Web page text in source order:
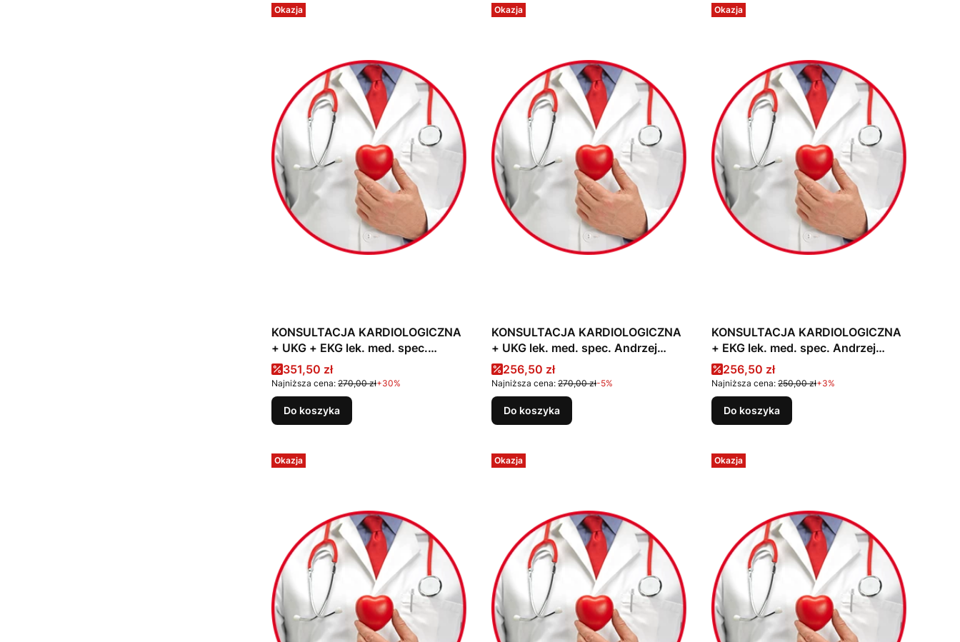
Okazja
KONSULTACJA KARDIOLOGICZNA
+ UKG + EKG lek. med. spec.
Andrzej Zubelewicz
Cena promocyjna
351,50 zł
Najniższa cena: 270,00 zł+30%
Do koszyka
Okazja
KONSULTACJA KARDIOLOGICZNA
+ UKG lek. med. spec. Andrzej
Zubelewicz
Cena promocyjna
256,50 zł
Najniższa cena: 270,00 zł-5%
Do koszyka
Okazja
KONSULTACJA KARDIOLOGICZNA
+ EKG lek. med. spec. Andrzej
Zubelewicz
Cena promocyjna
256,50 zł
Najniższa cena: 250,00 zł+3%
Do koszyka
Okazja Okazja Okazja